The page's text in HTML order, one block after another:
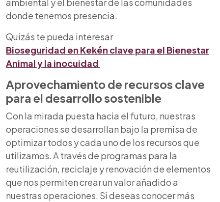
donde tenemos presencia.
Quizás te pueda interesar
Bioseguridad en Kekén clave para el Bienestar
Animal y la inocuidad
Aprovechamiento de recursos clave
para el desarrollo sostenible
Con la mirada puesta hacia el futuro, nuestras
operaciones se desarrollan bajo la premisa de
optimizar todos y cada uno de los recursos que
utilizamos. A través de programas para la
reutilización, reciclaje y renovación de elementos
que nos permiten crear un valor añadido a
nuestras operaciones. Si deseas conocer más